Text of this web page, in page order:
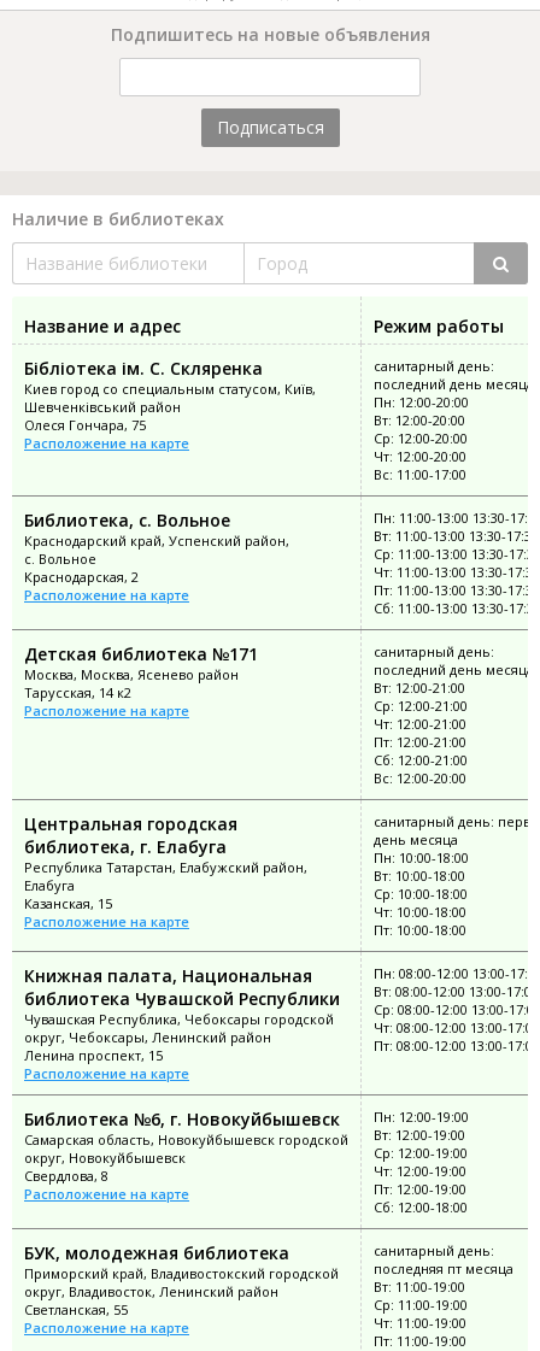
Подпишитесь на новые объявления
Подписаться
Наличие в библиотеках
Название и адрес
Режим работы
Бібліотека ім. С. Скляренка
Киев город со специальным статусом, Київ,
Шевченківський район
Олеся Гончара, 75
Расположение на карте
санитарный день:
последний день месяца
Пн: 12:00-20:00
Вт: 12:00-20:00
Ср: 12:00-20:00
Чт: 12:00-20:00
Вс: 11:00-17:00
Библиотека, с. Вольное
Краснодарский край, Успенский район,
с. Вольное
Краснодарская, 2
Расположение на карте
Пн: 11:00-13:00 13:30-
Вт: 11:00-13:00 13:30-17:30
Ср: 11:00-13:00 13:30-17:30
Чт: 11:00-13:00 13:30-17:30
Пт: 11:00-13:00 13:30-17:30
Сб: 11:00-13:00 13:30-17:30
Детская библиотека №171
Москва, Москва, Ясенево район
Тарусская, 14 к2
Расположение на карте
санитарный день:
последний день месяца
Вт: 12:00-21:00
Ср: 12:00-21:00
Чт: 12:00-21:00
Пт: 12:00-21:00
Сб: 12:00-21:00
Вс: 12:00-20:00
Центральная городская
библиотека, г. Елабуга
Республика Татарстан, Елабужский район,
Елабуга
Казанская, 15
Расположение на карте
санитарный день:
день месяца
Пн: 10:00-18:00
Вт: 10:00-18:00
Ср: 10:00-18:00
Чт: 10:00-18:00
Пт: 10:00-18:00
Книжная палата, Национальная
библиотека Чувашской Республики
Чувашская Республика, Чебоксары городской
округ, Чебоксары, Ленинский район
Ленина проспект, 15
Расположение на карте
Пн: 08:00-12:00 13:00-
Вт: 08:00-12:00 13:00-17:00
Ср: 08:00-12:00 13:00-17:00
Чт: 08:00-12:00 13:00-17:00
Пт: 08:00-12:00 13:00-17:00
Библиотека №6, г. Новокуйбышевск
Самарская область, Новокуйбышевск городской
округ, Новокуйбышевск
Свердлова, 8
Расположение на карте
Пн: 12:00-19:00
Вт: 12:00-19:00
Ср: 12:00-19:00
Чт: 12:00-19:00
Пт: 12:00-19:00
Сб: 12:00-18:00
БУК, молодежная библиотека
Приморский край, Владивостокский городской
округ, Владивосток, Ленинский район
Светланская, 55
Расположение на карте
санитарный день:
последняя пт месяца
Вт: 11:00-19:00
Ср: 11:00-19:00
Чт: 11:00-19:00
Пт: 11:00-19:00